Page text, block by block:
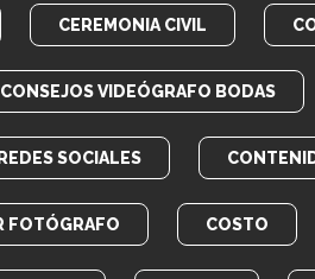
CEREMONIA CIVIL
CONSEJOS VIDEÓGRAFO BODAS
SOCIALES
FOTÓGRAFO COSTO